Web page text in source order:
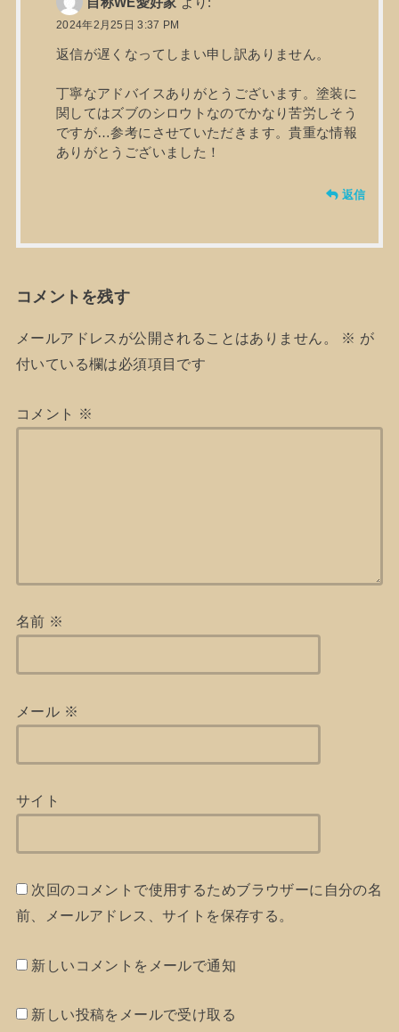
2024年2月25日 3:37 PM
返信が遅くなってしまい申し訳ありません。
丁寧なアドバイスありがとうございます。塗装に
関してはズブのシロウトなのでかなり苦労しそう
ですが…参考にさせていただきます。貴重な情報
ありがとうございました！
返信
コメントを残す
メールアドレスが公開されることはありません。 ※ が
付いている欄は必須項目です
コメント ※
名前 ※
メール ※
サイト
次回のコメントで使用するためブラウザーに自分の名
前、メールアドレス、サイトを保存する。
新しいコメントをメールで通知
新しい投稿をメールで受け取る